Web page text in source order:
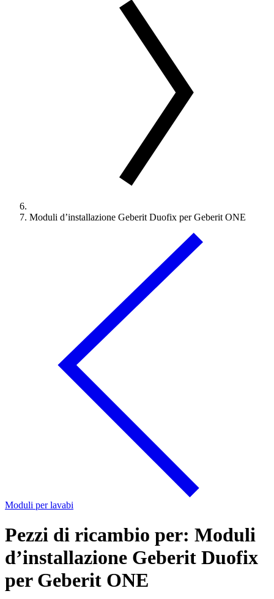
Moduli d’installazione Geberit Duofix per Geberit ONE
Moduli per lavabi
Pezzi di ricambio per: Moduli
d’installazione Geberit Duofix
per Geberit ONE